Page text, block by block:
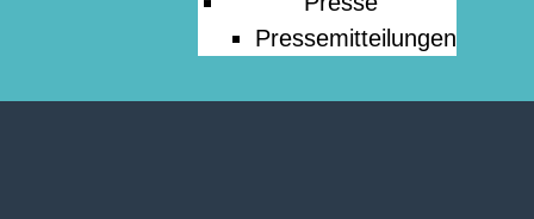
Pressemitteilungen
AUSSCHÜSSE
KONTAKT